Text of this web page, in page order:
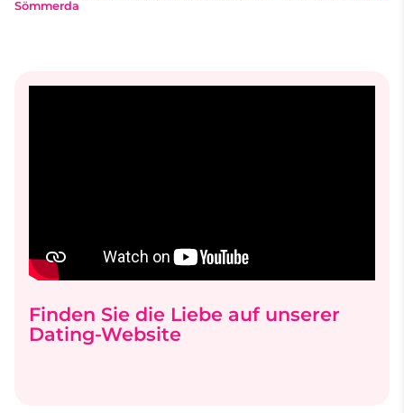
Sömmerda
Finden Sie die Liebe auf unserer
Dating-Website